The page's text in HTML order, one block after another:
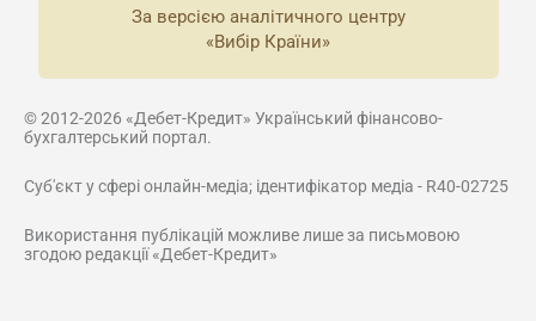
За версією аналітичного центру
«Вибір Країни»
© 2012-2026 «Дебет-Кредит» Український фінансово-
бухгалтерський портал.
Суб'єкт у сфері онлайн-медіа; ідентифікатор медіа - R40-02725
Використання публікацій можливе лише за письмовою
згодою редакції «Дебет-Кредит»